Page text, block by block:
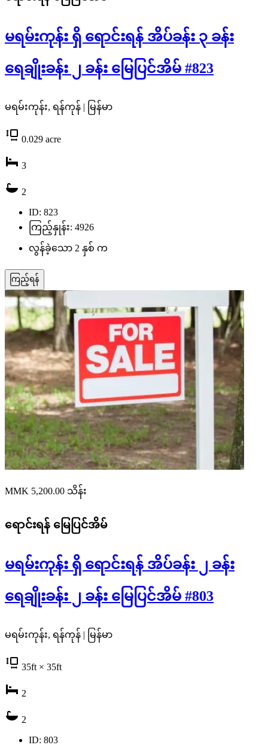
မရမ်းကုန်း ရှိ ရောင်းရန် အိပ်ခန်း ၃ ခန်း
ရေချိုးခန်း ၂ ခန်း မြေပြင်အိမ် #823
မရမ်းကုန်း, ရန်ကုန် | မြန်မာ
0.029 acre
3
2
ID: 823
ကြည့်နှုန်း: 4926
လွန်ခဲ့သော 2 နှစ် က
ကြည့်ရန်
MMK 5,200.00 သိန်း
ရောင်းရန် မြေပြင်အိမ်
မရမ်းကုန်း ရှိ ရောင်းရန် အိပ်ခန်း ၂ ခန်း
ရေချိုးခန်း ၂ ခန်း မြေပြင်အိမ် #803
မရမ်းကုန်း, ရန်ကုန် | မြန်မာ
35ft × 35ft
2
2
ID: 803